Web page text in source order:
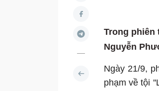
Trong phiên
Nguyễn
Ngày 21/9,
phạm về tội